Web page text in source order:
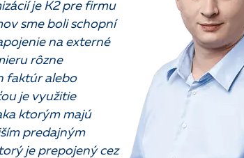
je K2 pre firmu
sme boli schopní
na externé
rôzne
faktúr alebo
je využitie
ktorým majú
predajným
je prepojený cez